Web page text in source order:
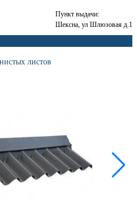
Пункт выдачи:
Шексна, ул Шлюзовая д.1
листов